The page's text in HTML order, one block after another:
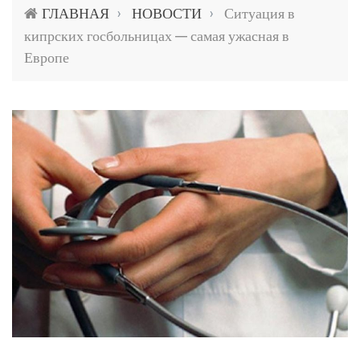
ГЛАВНАЯ › НОВОСТИ ›
Ситуация в
кипрских госбольницах — самая ужасная в
Европе